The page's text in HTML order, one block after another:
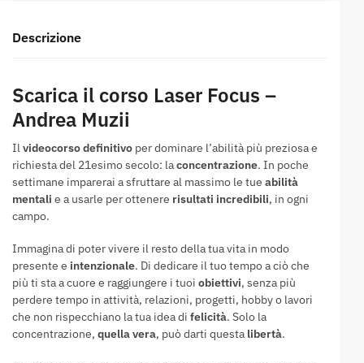
Descrizione
Scarica il corso Laser Focus –
Andrea Muzii
Il videocorso definitivo per dominare l’abilità più preziosa e
richiesta del 21esimo secolo: laconcentrazione. In poche
settimane imparerai a sfruttare al massimo le tue abilità
mentali e a usarle per ottenere risultati incredibili, in ogni
campo.
Immagina di poter vivere il resto della tua vita in modo
presente e intenzionale. Di dedicare il tuo tempo a ciò che
più ti sta a cuore e raggiungere i tuoi obiettivi, senza più
perdere tempo in attività, relazioni, progetti, hobby o lavori
che non rispecchiano la tua idea di felicità. Solo la
concentrazione, quella vera, può darti questa libertà.